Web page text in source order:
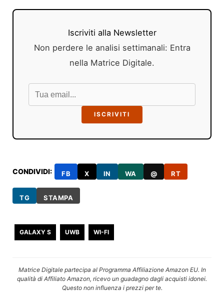
Iscriviti alla Newsletter
Non perdere le analisi settimanali: Entra
nella Matrice Digitale.
ISCRIVITI
CONDIVIDI: FB X IN WA @ RT
TG STAMPA
GALAXY S UWB WI-FI
Matrice Digitale partecipa al Programma Affiliazione Amazon EU. In
qualità di Affiliato Amazon, ricevo un guadagno dagli acquisti idonei.
Questo non influenza i prezzi per te.